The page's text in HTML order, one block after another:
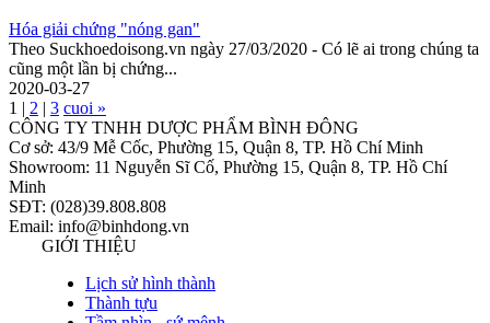
Hóa giải chứng "nóng gan"
Theo Suckhoedoisong.vn ngày 27/03/2020 - Có lẽ ai trong chúng ta
cũng một lần bị chứng...
2020-03-27
1 | 2 | 3 cuoi »
CÔNG TY TNHH DƯỢC PHẨM BÌNH ĐÔNG
Cơ sở: 43/9 Mễ Cốc, Phường 15, Quận 8, TP. Hồ Chí Minh
Showroom: 11 Nguyễn Sĩ Cố, Phường 15, Quận 8, TP. Hồ Chí
Minh
SĐT: (028)39.808.808
Email: info@binhdong.vn
GIỚI THIỆU
Lịch sử hình thành
Thành tựu